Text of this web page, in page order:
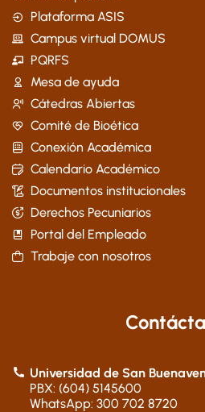
Plataforma ASIS
Campus virtual DOMUS
PQRFS
Mesa de ayuda
Cátedras Abiertas
Comité de Bioética
Conexión Académica
Calendario Académico
Documentos institucionales
Derechos Pecuniarios
Portal del Empleado
Trabaje con nosotros
Universidad de San
PBX: (604) 5145600
WhatsApp: 300 702 8720